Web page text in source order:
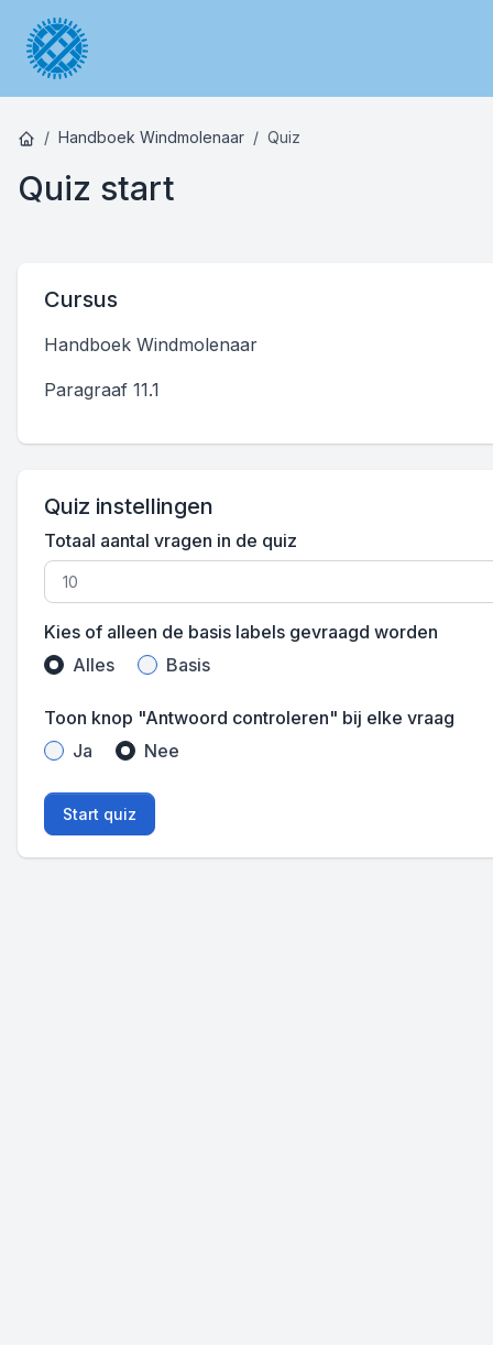
Handboek Windmolenaar Quiz
Quiz start
Cursus
Handboek Windmolenaar
Paragraaf 11.1
Quiz instellingen
Totaal aantal vragen in de quiz
Kies of alleen de basis labels gevraagd worden
Alles
Basis
Toon knop "Antwoord controleren" bij elke vraag
Ja
Nee
Start quiz